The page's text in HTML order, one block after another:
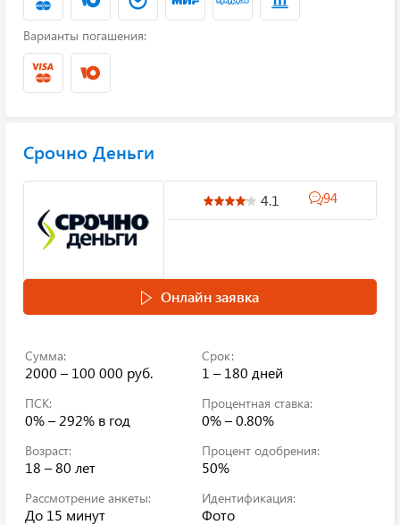
Варианты погашения:
Срочно Деньги
4.1 94
Онлайн заявка
Сумма:
2000 – 100 000 руб.
Срок:
1 – 180 дней
ПСК:
0% – 292% в год
Процентная ставка:
0% – 0.80%
Возраст:
18 – 80 лет
Процент одобрения:
50%
Рассмотрение анкеты:
До 15 минут
Идентификация:
Фото